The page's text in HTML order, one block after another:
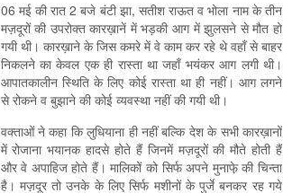
06 मई की रात 2 बजे बंटी झा, सतीश राऊत व भोला नाम के तीन
मज़दूरों की उपरोक्त कारख़ानें में भड़की आग में झुलसने से मौत हो
गयी थी। कारख़ाने के जिस कमरे में वे काम कर रहे थे वहाँ से बाहर
निकलने का केवल एक ही रास्ता था जहाँ भयंकर आग लगी थी।
आपातकालीन स्थिति के लिए कोई रास्ता था ही नहीं। आग लगने
से रोकने व बुझाने की कोई व्यवस्था नहीं की गयी थी।
वक्ताओं ने कहा कि लुधियाना ही नहीं बल्कि देश के सभी कारख़ानों
में रोजाना भयानक हादसे होते हैं जिनमें मज़दूरों की मौते होती हैं
और वे अपाहिज होते हैं। मालिकों को सिर्फ अपने मुनाफे़ की चिन्ता
है। मज़दूर तो उनके के लिए सिर्फ मशीनों के पुर्जे बनकर रह गये